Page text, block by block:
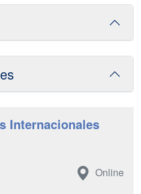
Internacionales
Online